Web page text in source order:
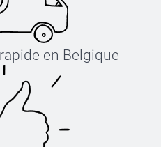
en Belgique